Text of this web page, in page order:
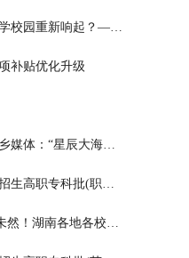
千年弦歌，如何在中小学校园重新响起？——湖南首届中小学书院制建设研讨会观察
补贴优化升级
湘籍航天员张陆回应家乡媒体：“星辰大海是一群人的长征”
湖南省2026年普通高校招生高职专科批(职高对口类)第一次投档分数线
“防”住风险，“溺”止于未然！湖南各地各校打响防溺水“保卫战”